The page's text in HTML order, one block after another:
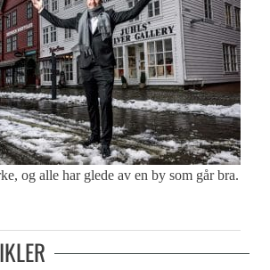
og alle har glede av en by som går bra.